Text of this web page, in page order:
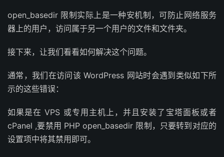
open_basedir 限制实际上是一种安机制，可防止网络服务
器上的用户，访问属于另一个用户的文件和文件夹。
接下来，让我们看看如何解决这个问题。
通常，我们在访问该 WordPress 网站时会遇到类似如下所
示的这些错误：
如果是在 VPS 或专用主机上，并且安装了宝塔面板或者
cPanel ,要禁用 PHP open_basedir 限制，只要转到对应的
设置项中将其禁用即可。